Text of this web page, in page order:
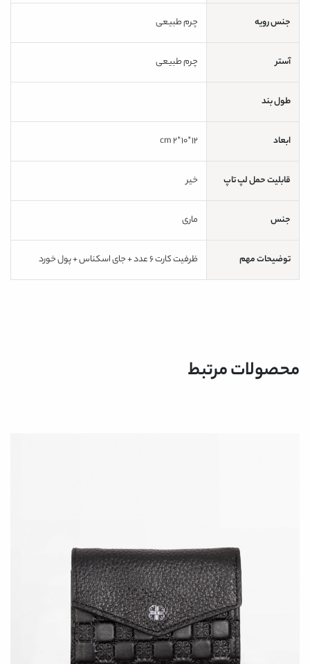
جنس رویه چرم طبیعی
آستر چرم طبیعی
طول بند
ابعاد
قابلیت حمل لپ تاپ خیر
جنس ماری
توضیحات مهم ظرفیت کارت 6 عدد + جای اسکناس + پول خورد
محصولات مرتبط